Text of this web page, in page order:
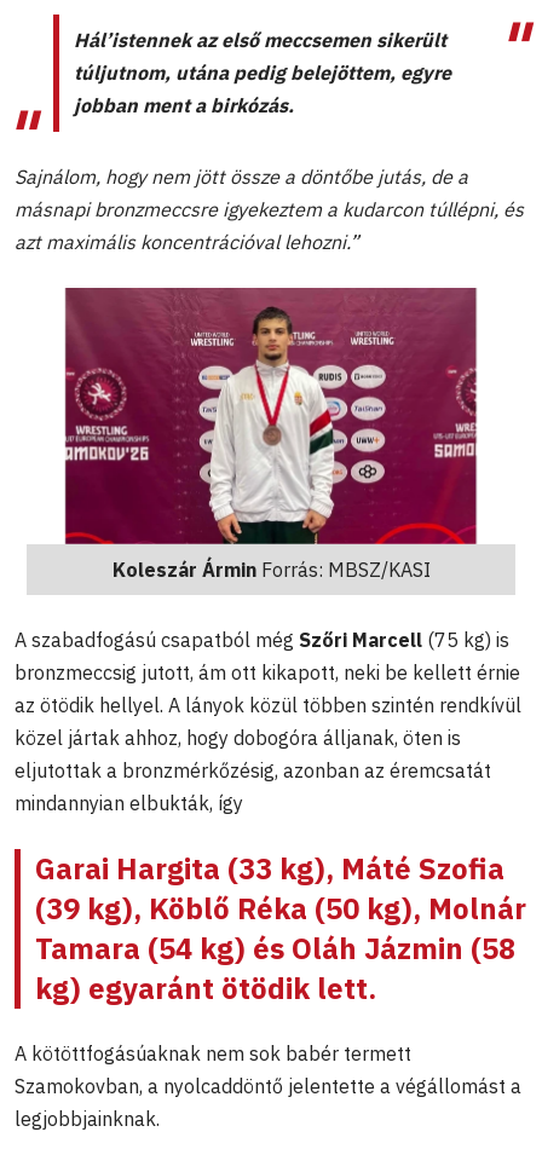
Hál’istennek az első meccsemen sikerült
túljutnom, utána pedig belejöttem, egyre
jobban ment a birkózás.
Sajnálom, hogy nem jött össze a döntőbe jutás, de a
másnapi bronzmeccsre igyekeztem a kudarcon túllépni, és
azt maximális koncentrációval lehozni.”
Koleszár ÁrminForrás: MBSZ/KASI
A szabadfogású csapatból még Szőri Marcell (75 kg) is
bronzmeccsig jutott, ám ott kikapott, neki be kellett érnie
az ötödik hellyel. A lányok közül többen szintén rendkívül
közel jártak ahhoz, hogy dobogóra álljanak, öten is
eljutottak a bronzmérkőzésig, azonban az éremcsatát
mindannyian elbukták, így
Garai Hargita (33 kg), Máté Szofia
(39 kg), Köblő Réka (50 kg), Molnár
Tamara (54 kg) és Oláh Jázmin (58
kg) egyaránt ötödik lett.
A kötöttfogásúaknak nem sok babér termett
Szamokovban, a nyolcaddöntő jelentette a végállomást a
legjobbjainknak.